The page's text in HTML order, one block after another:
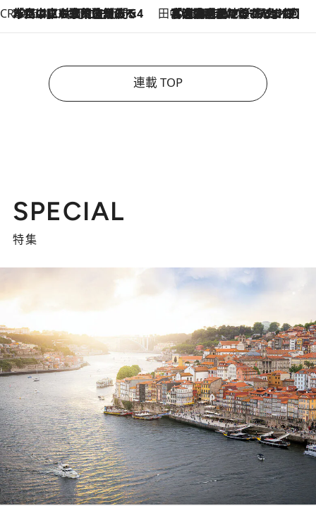
CREA'S CHOICE
2026.8.7
「立川にも歌舞伎があるんだよ」 片岡仁左衛門・市川中車ら豪華座組みで4年目の立川立飛歌舞伎へ 田中稲の勝手に再ブーム
2026.8.7
「湘南乃風に憧れて」観客大盛上がりの“タオル回し”に、ラッパー顔負けの高速歌唱まで…さだまさし（74）のアグレッシブすぎる現在地
連載 TOP
SPECIAL
特集